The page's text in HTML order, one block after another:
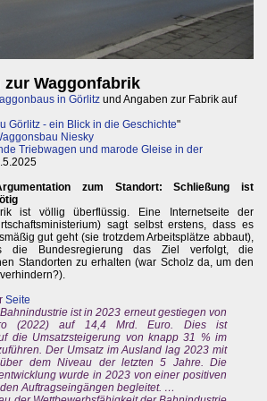
Waggonfabrik
in Görlitz und Angaben zur Fabrik auf
Görlitz - ein Blick in die Geschichte"
Niesky
Triebwagen und marode Gleise in der
zum Standort: Schließung ist
ist völlig überflüssig. Eine Internetseite der
sagt selbst erstens, dass es
gut geht (sie trotzdem Arbeitsplätze abbaut),
die Bundesregierung das Ziel verfolgt, die
Standorten zu erhalten (war Scholz da, um den
Seite
ist in 2023 erneut gestiegen von
(2022) auf 14,4 Mrd. Euro. Dies ist
die Umsatzsteigerung von knapp 31 % im
Der Umsatz im Ausland lag 2023 mit
dem Niveau der letzten 5 Jahre. Die
wurde in 2023 von einer positiven
Auftragseingängen begleitet. …